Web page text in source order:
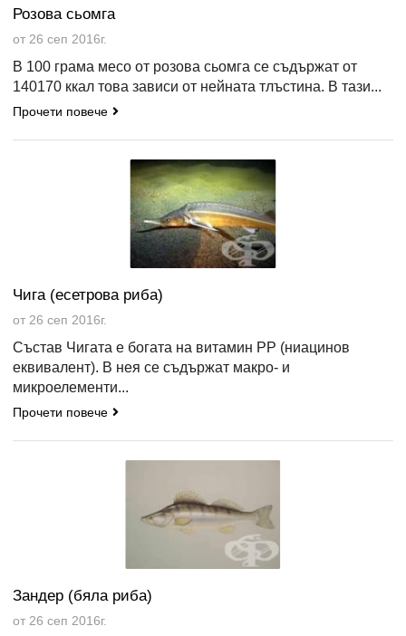
Розова сьомга
от 26 сеп 2016г.
В 100 грама месо от розова сьомга се съдържат от
140170 ккал това зависи от нейната тлъстина. В тази...
Прочети повече
Чига (есетрова риба)
от 26 сеп 2016г.
Състав Чигата е богата на витамин РР (ниацинов
еквивалент). В нея се съдържат макро- и
микроелементи...
Прочети повече
Зандер (бяла риба)
от 26 сеп 2016г.